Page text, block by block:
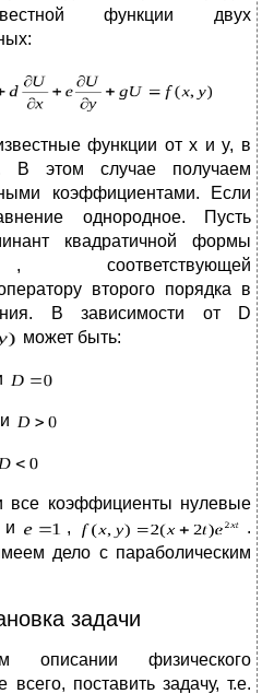
функции двух
функции от x и y, в
В этом случае получаем
коэффициентами. Если
однородное. Пусть
квадратичной формы
второго порядка в
В зависимости от D
может быть:
все коэффициенты нулевые
и ,
.
дело с параболическим
задачи
описании физического
поставить задачу, т.е.